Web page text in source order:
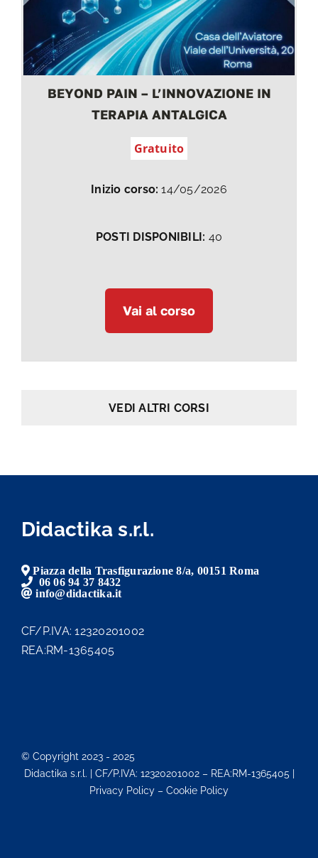
BEYOND PAIN – L’INNOVAZIONE IN
TERAPIA ANTALGICA
Gratuito
Inizio corso:14/05/2026
POSTI DISPONIBILI: 40
Vai al corso
VEDI ALTRI CORSI
Didactika s.r.l.
Piazza della Trasfigurazione 8/a, 00151 Roma
06 06 94 37 8432
info@didactika.it
CF/P.IVA: 12320201002
REA:RM-1365405
© Copyright 2023 - 2025
Didactika s.r.l. | CF/P.IVA: 12320201002 – REA:RM-1365405 |
Privacy Policy – Cookie Policy